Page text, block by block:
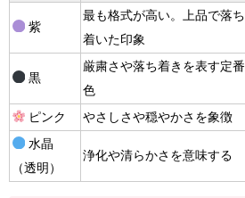
紫
最も格式が高い。上品で落ち
着いた印象
黒
厳粛さや落ち着きを表す定番
色
ピンク やさしさや穏やかさを象徴
水晶
（透明）
浄化や清らかさを意味する